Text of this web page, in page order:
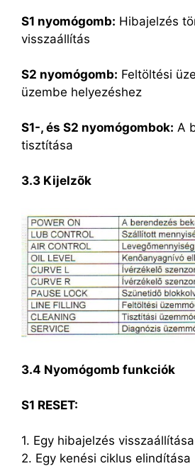
S1 nyomógomb: Hibajelzés
visszaállítás
S2 nyomógomb: Feltöltési
üzembe helyezéshez
S1-, és S2 nyomógombok: A
tisztítása
3.3 Kijelzõk
3.4 Nyomógomb funkciók
S1 RESET:
1. Egy hibajelzés visszaállítása
2. Egy kenési ciklus elindítása